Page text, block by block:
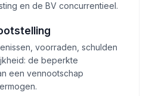
en de BV concurrentieel.
voorraden, schulden
de beperkte
een vennootschap